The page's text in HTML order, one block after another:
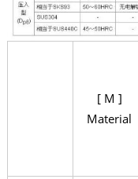
[ M ]
Material